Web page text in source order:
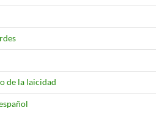
de la laicidad